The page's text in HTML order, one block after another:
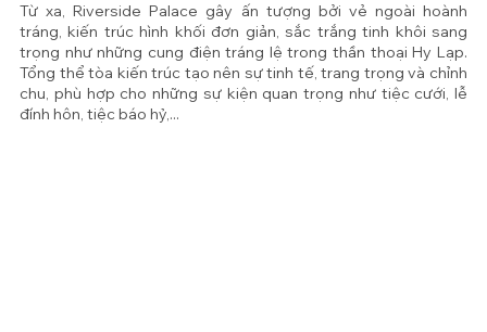
Từ xa, Riverside Palace gây ấn tượng bởi vẻ ngoài hoành
tráng, kiến trúc hình khối đơn giản, sắc trắng tinh khôi sang
trọng như những cung điện tráng lệ trong thần thoại Hy Lạp.
Tổng thể tòa kiến trúc tạo nên sự tinh tế, trang trọng và chỉnh
chu, phù hợp cho những sự kiện quan trọng như tiệc cưới, lễ
đính hôn, tiệc báo hỷ,...